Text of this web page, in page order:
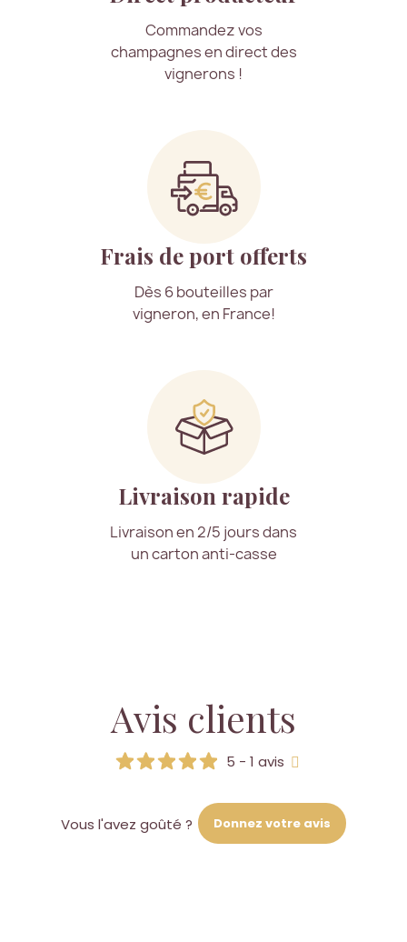
Commandez vos
champagnes en direct des
vignerons !
Frais de port offerts
Dès 6 bouteilles par
vigneron, en France!
Livraison rapide
Livraison en 2/5 jours dans
un carton anti-casse
Avis clients
5 - 1 avis
Vous l'avez goûté ? Donnez votre avis